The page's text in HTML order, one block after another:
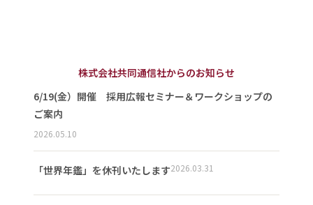
株式会社共同通信社からのお知らせ
6/19(金）開催 採用広報セミナー＆ワークショップの
ご案内
2026.05.10
「世界年鑑」を休刊いたします2026.03.31